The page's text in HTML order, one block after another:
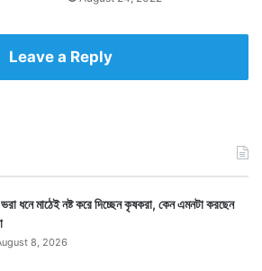
Leave a Reply
ধনে মাঠেই নষ্ট করে দিচ্ছেন কৃষকরা, কেন এমনটা করছেন
8, 2026